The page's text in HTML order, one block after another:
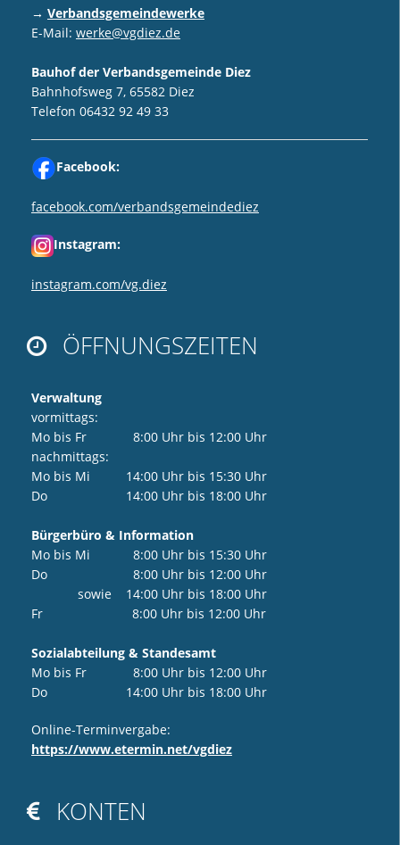
→ Verbandsgemeindewerke
E-Mail: werke@vgdiez.de
Bauhof der Verbandsgemeinde Diez
Bahnhofsweg 7, 65582 Diez
Telefon 06432 92 49 33
Facebook:
facebook.com/verbandsgemeindediez
Instagram:
instagram.com/vg.diez
 ÖFFNUNGSZEITEN
Verwaltung
vormittags:
Mo bis Fr 8:00 Uhr bis 12:00 Uhr
nachmittags:
Mo bis Mi 14:00 Uhr bis 15:30 Uhr
Do 14:00 Uhr bis 18:00 Uhr
Bürgerbüro & Information
Mo bis Mi 8:00 Uhr bis 15:30 Uhr
Do 8:00 Uhr bis 12:00 Uhr
sowie 14:00 Uhr bis 18:00 Uhr
Fr 8:00 Uhr bis 12:00 Uhr
Sozialabteilung & Standesamt
Mo bis Fr 8:00 Uhr bis 12:00 Uhr
Do 14:00 Uhr bis 18:00 Uhr
Online-Terminvergabe:
https://www.etermin.net/vgdiez
 KONTEN